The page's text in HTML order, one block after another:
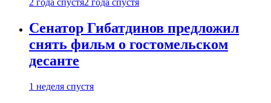
2 года спустя2 года спустя
Сенатор Гибатдинов предложил
снять фильм о гостомельском
десанте
1 неделя спустя